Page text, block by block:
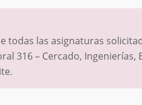
todas las asignaturas
316 – Cercado, Ingenierías,